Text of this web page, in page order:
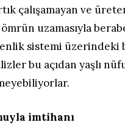
çalışamayan ve
uzamasıyla
sistemi üzerindeki
bu açıdan yaşlı
imtihanı